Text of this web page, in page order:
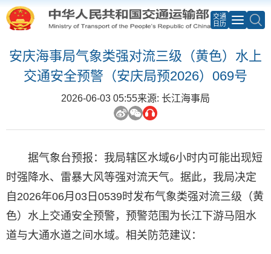
交通
日历
安庆海事局气象类强对流三级（黄色）水上
交通安全预警（安庆局预2026）069号
2026-06-03 05:55来源: 长江海事局
据气象台预报：我局辖区水域6小时内可能出现短
时强降水、雷暴大风等强对流天气。据此，我局决定
自2026年06月03日0539时发布气象类强对流三级（黄
色）水上交通安全预警，预警范围为长江下游马阻水
道与大通水道之间水域。相关防范建议：